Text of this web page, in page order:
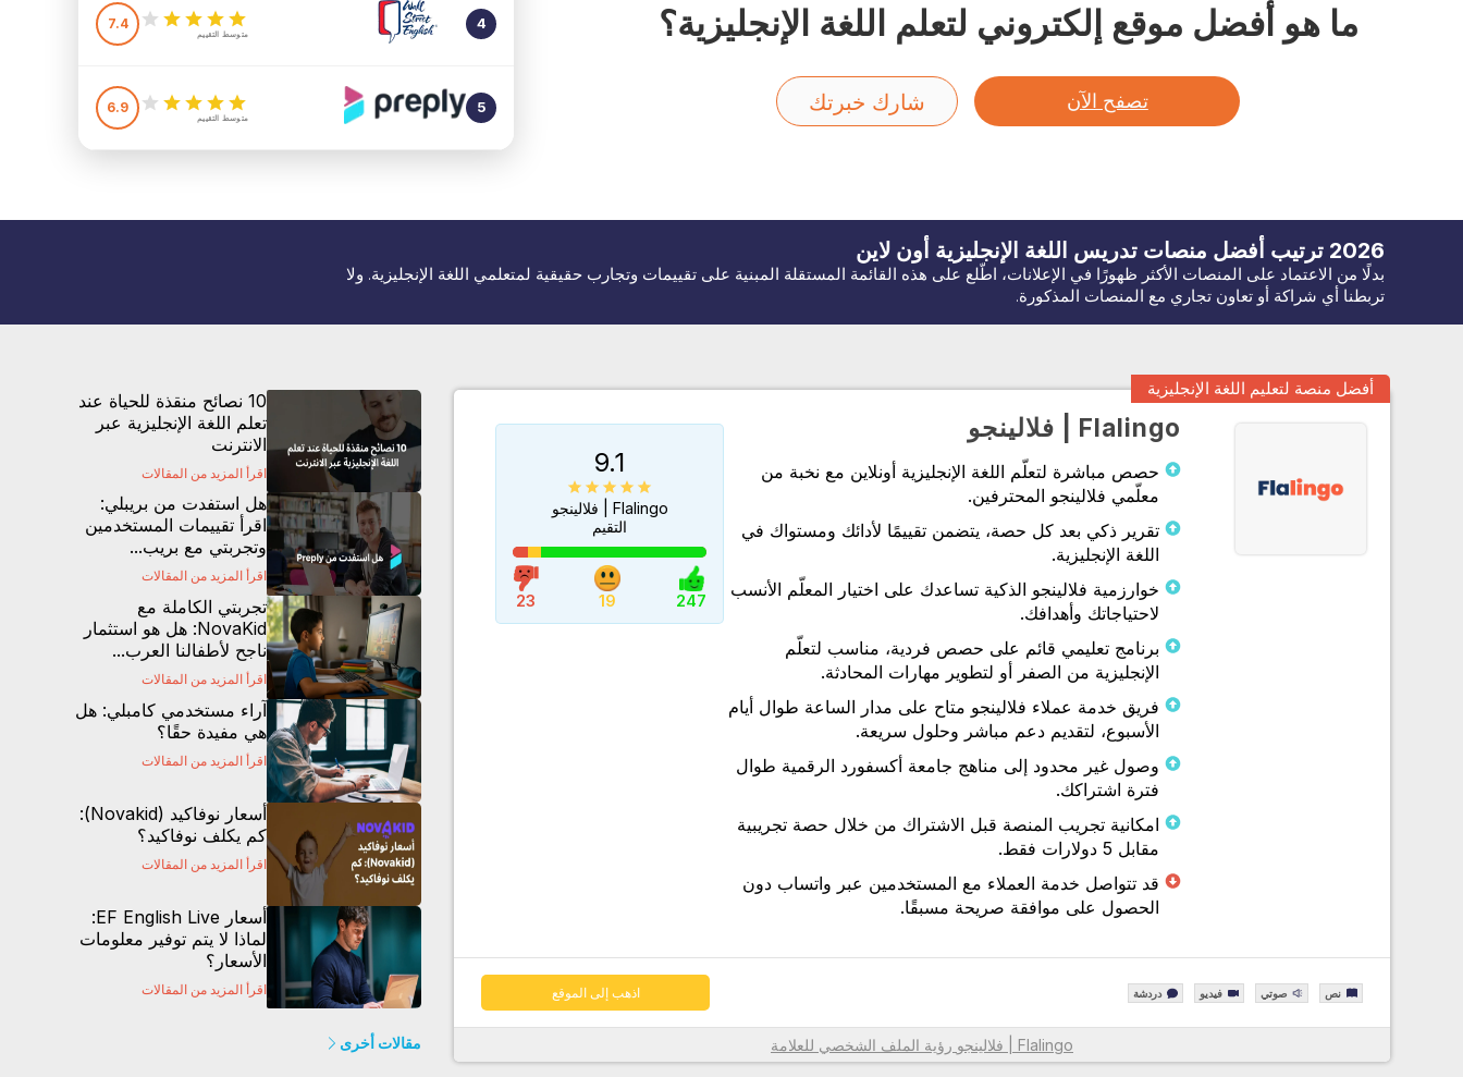
ما هو أفضل موقع إلكتروني لتعلم اللغة الإنجليزية؟
تصفح الآن شارك خبرتك
4
متوسط التقييم
7.4
5
متوسط التقييم
6.9
2026 ترتيب أفضل منصات تدريس اللغة الإنجليزية أون لاين
بدلًا من الاعتماد على المنصات الأكثر ظهورًا في الإعلانات، اطّلع على هذه القائمة المستقلة المبنية على تقييمات وتجارب حقيقية لمتعلمي اللغة الإنجليزية. ولا
تربطنا أي شراكة أو تعاون تجاري مع المنصات المذكورة.
أفضل منصة لتعليم اللغة الإنجليزية
Flalingo | فلالينجو
حصص مباشرة لتعلّم اللغة الإنجليزية أونلاين مع نخبة من
معلّمي فلالينجو المحترفين.
تقرير ذكي بعد كل حصة، يتضمن تقييمًا لأدائك ومستواك في
اللغة الإنجليزية.
خوارزمية فلالينجو الذكية تساعدك على اختيار المعلّم الأنسب
لاحتياجاتك وأهدافك.
برنامج تعليمي قائم على حصص فردية، مناسب لتعلّم
الإنجليزية من الصفر أو لتطوير مهارات المحادثة.
فريق خدمة عملاء فلالينجو متاح على مدار الساعة طوال أيام
الأسبوع، لتقديم دعم مباشر وحلول سريعة.
وصول غير محدود إلى مناهج جامعة أكسفورد الرقمية طوال
فترة اشتراكك.
امكانية تجريب المنصة قبل الاشتراك من خلال حصة تجريبية
مقابل 5 دولارات فقط.
قد تتواصل خدمة العملاء مع المستخدمين عبر واتساب دون
الحصول على موافقة صريحة مسبقًا.
9.1
Flalingo | فلالينجو
التقيم
247
19
23
نص صوتي فيديو دردشة اذهب إلى الموقع
بفضل خوارزمية Flalingo | فلالينجو الذكية لاختيار المعلم، والتي تحدد
الأنسب لك من بين أكثر من 1600 مدرس لغة إنجليزية محترف، فقد
Flalingo | فلالينجو رؤية الملف الشخصي للعلامة
10 نصائح منقذة للحياة عند
تعلم اللغة الإنجليزية عبر
الانترنت
اقرأ المزيد من المقالات
هل استفدت من بريبلي:
اقرأ تقييمات المستخدمين
وتجربتي مع بريب...
اقرأ المزيد من المقالات
تجربتي الكاملة مع
NovaKid: هل هو استثمار
ناجح لأطفالنا العرب...
اقرأ المزيد من المقالات
آراء مستخدمي كامبلي: هل
هي مفيدة حقًا؟
اقرأ المزيد من المقالات
أسعار نوفاكيد (Novakid):
كم يكلف نوفاكيد؟
اقرأ المزيد من المقالات
أسعار EF English Live:
لماذا لا يتم توفير معلومات
الأسعار؟
اقرأ المزيد من المقالات
مقالات أخرى